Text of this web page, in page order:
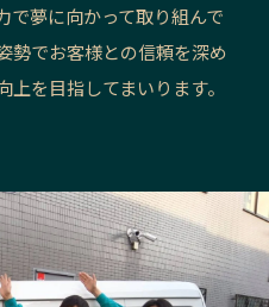
新潟エリア
石川エリア
山梨エリア
滋賀エリア
大阪市エリア
堺・泉州エリア
で夢に向かって取り組んで
勢でお客様との信頼を深め
を目指してまいります。